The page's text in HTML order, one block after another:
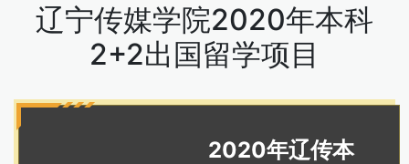
辽宁传媒学院2020年本科
2+2出国留学项目
2020年辽传本